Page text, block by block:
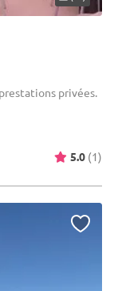
privées.
5.0 (1)